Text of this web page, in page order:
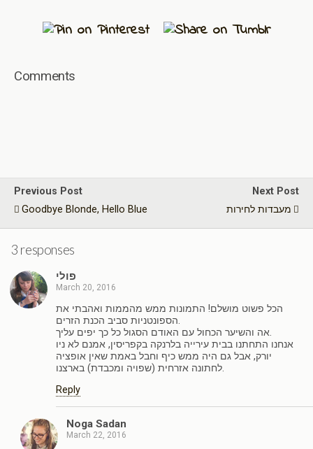
Comments
Previous Post
Goodbye Blonde, Hello Blue
Next Post
מעבדות לחירות
3 responses
פולי
March 20, 2016
הכל פשוט מושלם! התמונות ממש מהממות ואהבתי את
הספונטניות סביב הכנת הזרים.
אה והשיער הכחול עם האודם הסגול כל כך יפים עליך.
אנחנו התחתנו בבית עירייה בלרנקה בקפריסין, אמנם לא ניו
יורק, אבל גם היה ממש כיף וחבל באמת שאין אופציה
לחתונה אזרחית (שפויה ומכבדת) בארצנו.
Reply
Noga Sadan
March 22, 2016